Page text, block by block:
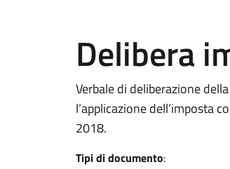
Delibera
Verbale di deliberazione
l’applicazione dell’imposta
2018.
Tipi di documento: